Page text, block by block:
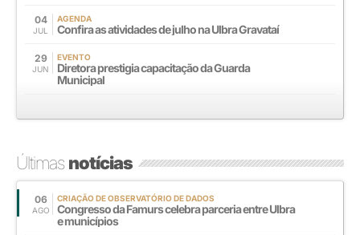
04
JUL
AGENDA
Confira as atividades de julho na Ulbra Gravataí
29
JUN
EVENTO
Diretora prestigia capacitação da Guarda
Municipal
Últimasnotícias
06
AGO
CRIAÇÃO DE OBSERVATÓRIO DE DADOS
Congresso da Famurs celebra parceria entre Ulbra
e municípios